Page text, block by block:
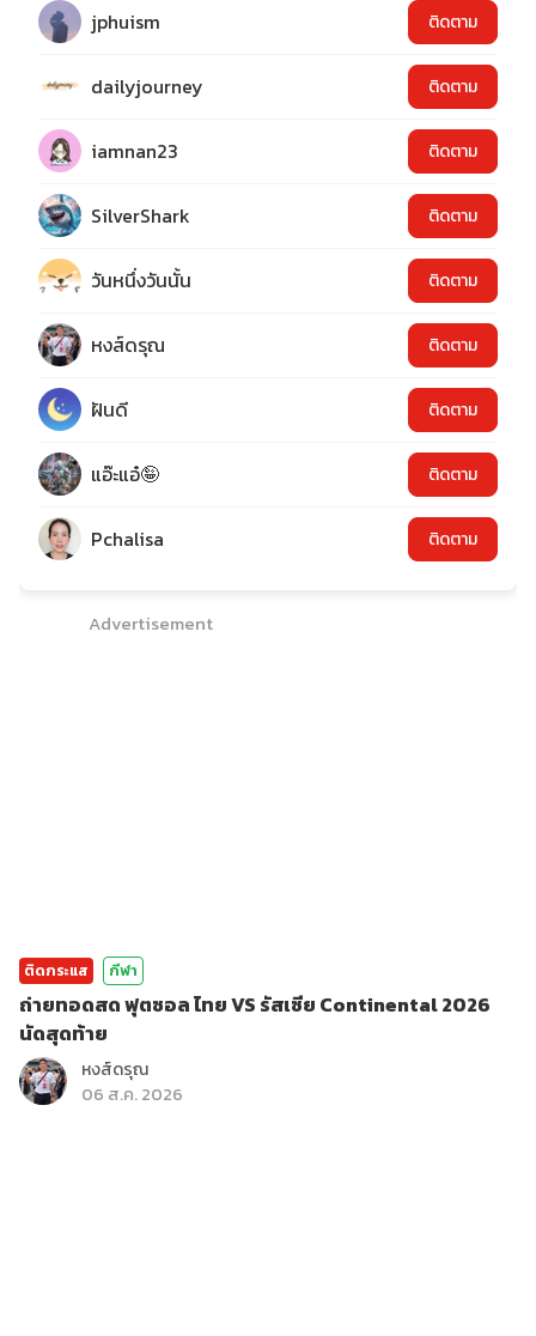
jphuism ติดตาม
dailyjourney ติดตาม
iamnan23 ติดตาม
SilverShark ติดตาม
วันหนึ่งวันนั้น ติดตาม
หงส์ดรุณ ติดตาม
ฝันดี ติดตาม
แอ๊ะแอ๋🤪 ติดตาม
Pchalisa ติดตาม
Advertisement
ติดกระแส กีฬา
ถ่ายทอดสด ฟุตซอล ไทย VS รัสเซีย Continental 2026
นัดสุดท้าย
หงส์ดรุณ
06 ส.ค. 2026